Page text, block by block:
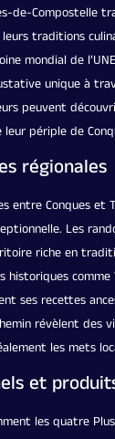
de-Compostelle
traditions
mondial de
unique à
peuvent
périple de
régionales
entre Conques et
Les
riche en
historiques comme
ses recettes
révèlent des
les mets
et
les quatre